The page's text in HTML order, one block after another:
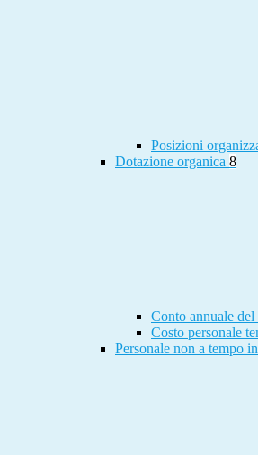
Posizioni
Dotazione organica 8
Conto annuale del
Costo personale
Personale non a tempo